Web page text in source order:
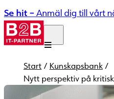
Se hit –Anmäl dig till vårt
Start / Kunskapsbank /
Nytt perspektiv på